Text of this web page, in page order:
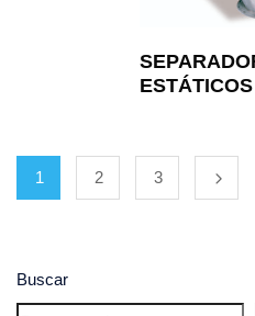
Buscar
ESTÁTICOS
1 2 3